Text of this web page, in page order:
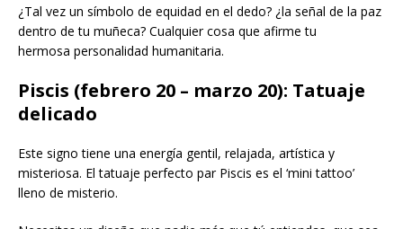
¿Tal vez un símbolo de equidad en el dedo? ¿la señal de la paz
dentro de tu muñeca? Cualquier cosa que afirme tu
hermosa personalidad humanitaria.
Piscis (febrero 20 – marzo 20): Tatuaje
delicado
Este signo tiene una energía gentil, relajada, artística y
misteriosa. El tatuaje perfecto par Piscis es el ‘mini tattoo’
lleno de misterio.